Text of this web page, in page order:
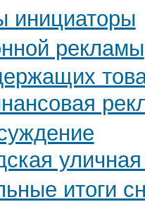
инициаторы
рекламы
итоги